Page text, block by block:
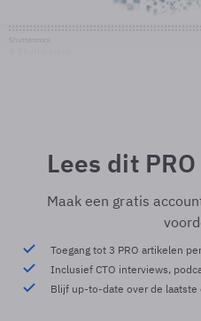
Lees dit
Maak een gratis
Toegang tot 3 PRO artikelen
Inclusief CTO interviews,
Blijf up-to-date over de